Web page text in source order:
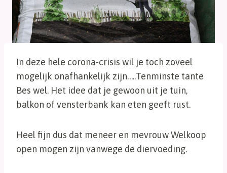
In deze hele corona-crisis wil je toch zoveel
mogelijk onafhankelijk zijn…..Tenminste tante
Bes wel. Het idee dat je gewoon uit je tuin,
balkon of vensterbank kan eten geeft rust.
Heel fijn dus dat meneer en mevrouw Welkoop
open mogen zijn vanwege de diervoeding.